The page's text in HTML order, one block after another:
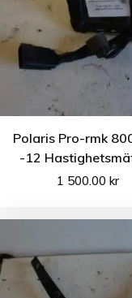
Polaris Pro-rmk
-12
1 500.00 kr